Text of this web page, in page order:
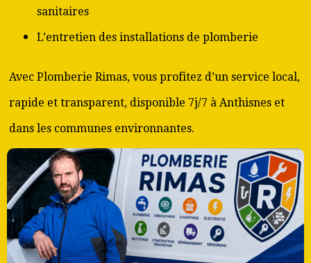
sanitaires
L’entretien des installations de plomberie
Avec Plomberie Rimas, vous profitez d’un service local,
rapide et transparent, disponible 7j/7 à Anthisnes et
dans les communes environnantes.